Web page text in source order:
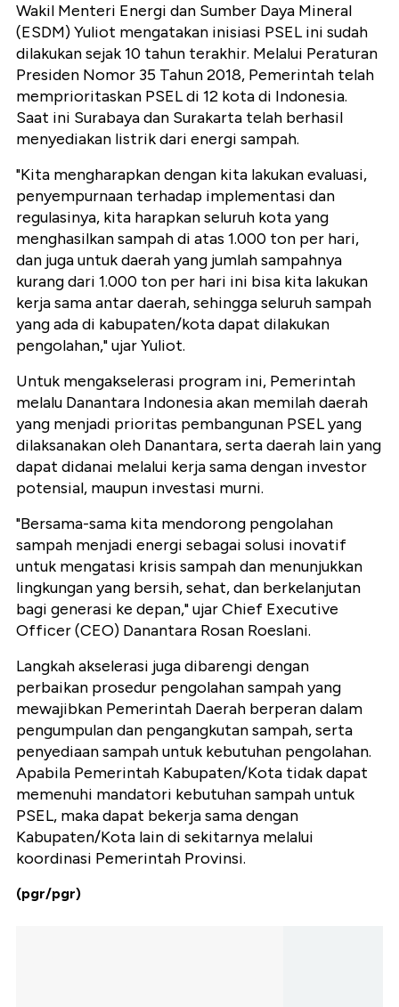
Wakil Menteri Energi dan Sumber Daya Mineral
(ESDM) Yuliot mengatakan inisiasi PSEL ini sudah
dilakukan sejak 10 tahun terakhir. Melalui Peraturan
Presiden Nomor 35 Tahun 2018, Pemerintah telah
memprioritaskan PSEL di 12 kota di Indonesia.
Saat ini Surabaya dan Surakarta telah berhasil
menyediakan listrik dari energi sampah.
"Kita mengharapkan dengan kita lakukan evaluasi,
penyempurnaan terhadap implementasi dan
regulasinya, kita harapkan seluruh kota yang
menghasilkan sampah di atas 1.000 ton per hari,
dan juga untuk daerah yang jumlah sampahnya
kurang dari 1.000 ton per hari ini bisa kita lakukan
kerja sama antar daerah, sehingga seluruh sampah
yang ada di kabupaten/kota dapat dilakukan
pengolahan," ujar Yuliot.
Untuk mengakselerasi program ini, Pemerintah
melalu Danantara Indonesia akan memilah daerah
yang menjadi prioritas pembangunan PSEL yang
dilaksanakan oleh Danantara, serta daerah lain yang
dapat didanai melalui kerja sama dengan investor
potensial, maupun investasi murni.
"Bersama-sama kita mendorong pengolahan
sampah menjadi energi sebagai solusi inovatif
untuk mengatasi krisis sampah dan menunjukkan
lingkungan yang bersih, sehat, dan berkelanjutan
bagi generasi ke depan," ujar Chief Executive
Officer (CEO) Danantara Rosan Roeslani.
Langkah akselerasi juga dibarengi dengan
perbaikan prosedur pengolahan sampah yang
mewajibkan Pemerintah Daerah berperan dalam
pengumpulan dan pengangkutan sampah, serta
penyediaan sampah untuk kebutuhan pengolahan.
Apabila Pemerintah Kabupaten/Kota tidak dapat
memenuhi mandatori kebutuhan sampah untuk
PSEL, maka dapat bekerja sama dengan
Kabupaten/Kota lain di sekitarnya melalui
koordinasi Pemerintah Provinsi.
(pgr/pgr)